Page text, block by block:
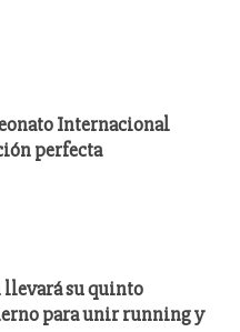
Internacional
perfecta
llevará su quinto
para unir running y